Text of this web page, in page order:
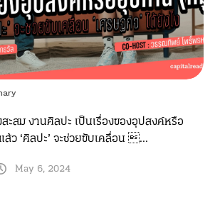
ะสม งานศิลปะ เป็นเรื่องของอุปสงค์หรือ
ว ‘ศิลปะ’ จะช่วยขับเคลื่อน ...
May 6, 2024